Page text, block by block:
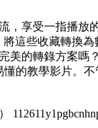
，享受一指播放
這些收藏轉換
的轉錄方案嗎
的教學影片。